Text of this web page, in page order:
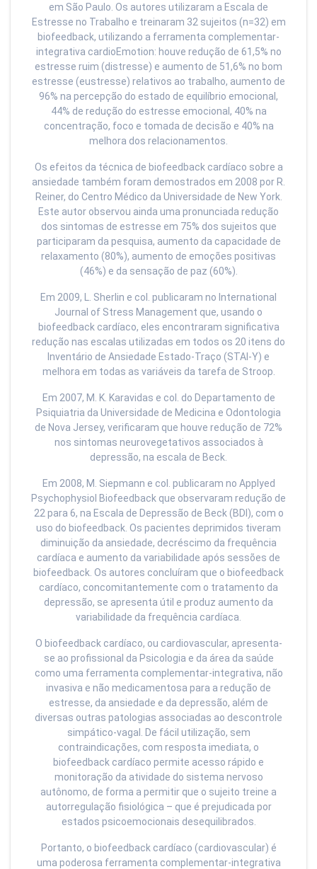
em São Paulo. Os autores utilizaram a Escala de
Estresse no Trabalho e treinaram 32 sujeitos (n=32) em
biofeedback, utilizando a ferramenta complementar-
integrativa cardioEmotion: houve redução de 61,5% no
estresse ruim (distresse) e aumento de 51,6% no bom
estresse (eustresse) relativos ao trabalho, aumento de
96% na percepção do estado de equilíbrio emocional,
44% de redução do estresse emocional, 40% na
concentração, foco e tomada de decisão e 40% na
melhora dos relacionamentos.
Os efeitos da técnica de biofeedback cardíaco sobre a
ansiedade também foram demostrados em 2008 por R.
Reiner, do Centro Médico da Universidade de New York.
Este autor observou ainda uma pronunciada redução
dos sintomas de estresse em 75% dos sujeitos que
participaram da pesquisa, aumento da capacidade de
relaxamento (80%), aumento de emoções positivas
(46%) e da sensação de paz (60%).
Em 2009, L. Sherlin e col. publicaram no International
Journal of Stress Management que, usando o
biofeedback cardíaco, eles encontraram significativa
redução nas escalas utilizadas em todos os 20 itens do
Inventário de Ansiedade Estado-Traço (STAI-Y) e
melhora em todas as variáveis da tarefa de Stroop.
Em 2007, M. K. Karavidas e col. do Departamento de
Psiquiatria da Universidade de Medicina e Odontologia
de Nova Jersey, verificaram que houve redução de 72%
nos sintomas neurovegetativos associados à
depressão, na escala de Beck.
Em 2008, M. Siepmann e col. publicaram no Applyed
Psychophysiol Biofeedback que observaram redução de
22 para 6, na Escala de Depressão de Beck (BDI), com o
uso do biofeedback. Os pacientes deprimidos tiveram
diminuição da ansiedade, decréscimo da frequência
cardíaca e aumento da variabilidade após sessões de
biofeedback. Os autores concluíram que o biofeedback
cardíaco, concomitantemente com o tratamento da
depressão, se apresenta útil e produz aumento da
variabilidade da frequência cardíaca.
O biofeedback cardíaco, ou cardiovascular, apresenta-
se ao profissional da Psicologia e da área da saúde
como uma ferramenta complementar-integrativa, não
invasiva e não medicamentosa para a redução de
estresse, da ansiedade e da depressão, além de
diversas outras patologias associadas ao descontrole
simpático-vagal. De fácil utilização, sem
contraindicações, com resposta imediata, o
biofeedback cardíaco permite acesso rápido e
monitoração da atividade do sistema nervoso
autônomo, de forma a permitir que o sujeito treine a
autorregulação fisiológica – que é prejudicada por
estados psicoemocionais desequilibrados.
Portanto, o biofeedback cardíaco (cardiovascular) é
uma poderosa ferramenta complementar-integrativa